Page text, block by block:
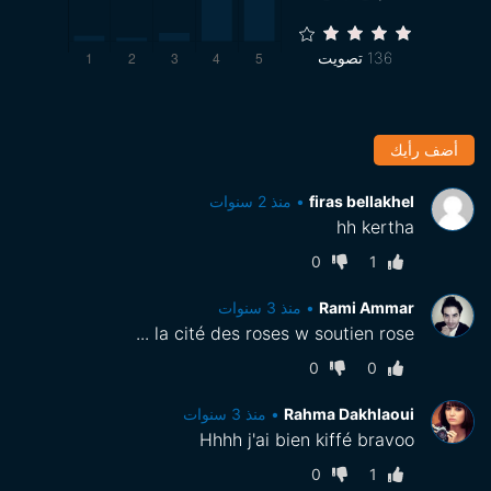
136 تصويت
أضف رأيك
firas bellakhel
• منذ 2 سنوات
hh kertha
1
0
Rami Ammar
• منذ 3 سنوات
la cité des roses w soutien rose ...
0
0
Rahma Dakhlaoui
• منذ 3 سنوات
Hhhh j'ai bien kiffé bravoo
1
0